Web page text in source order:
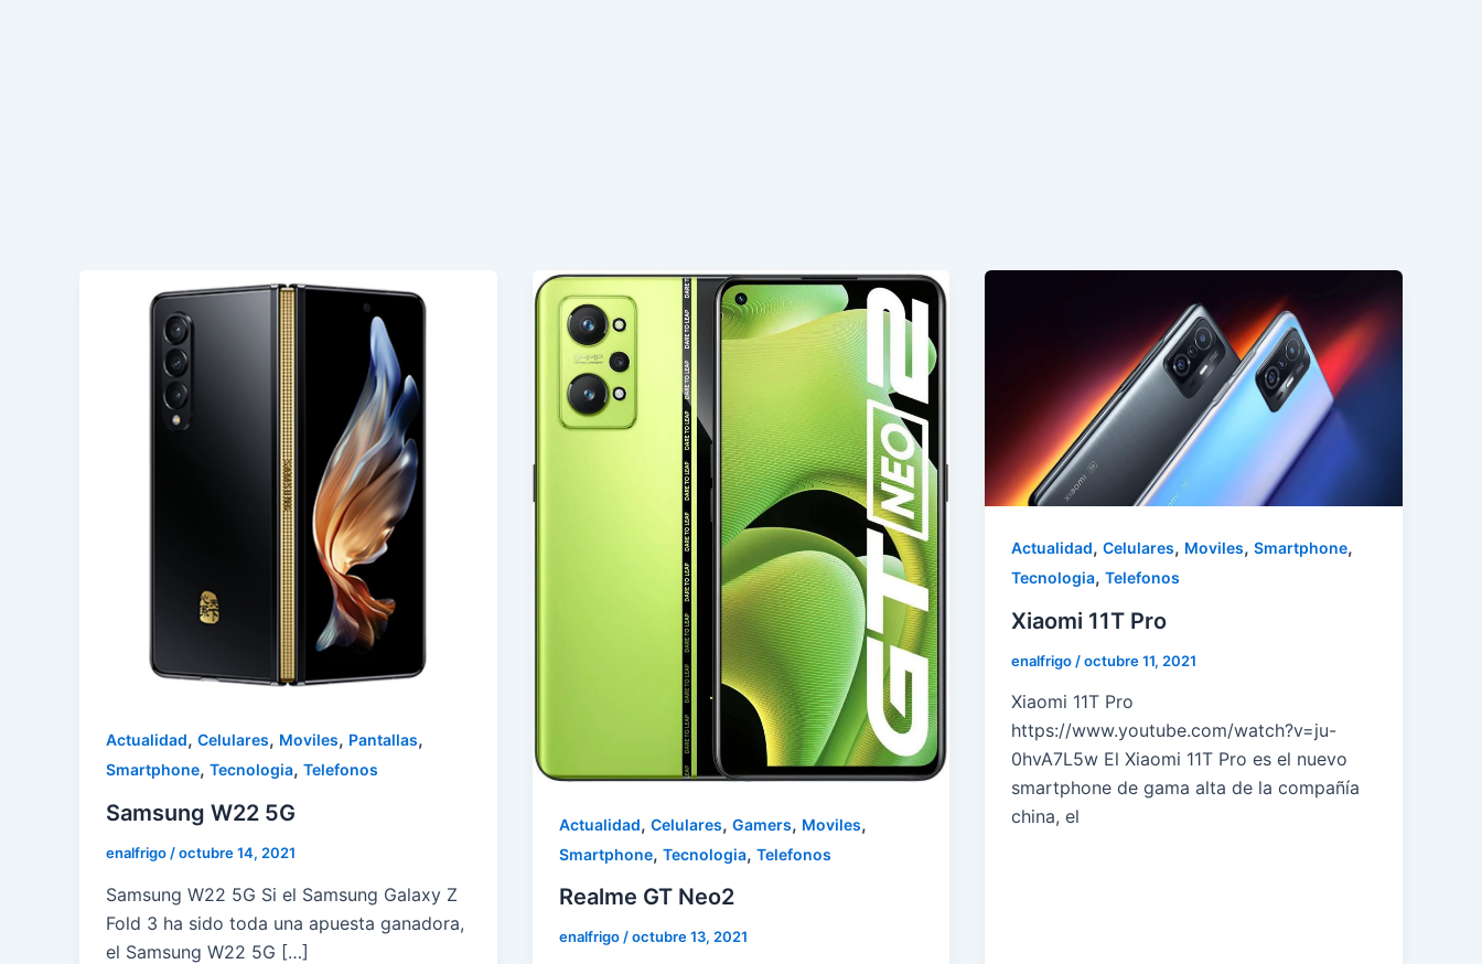
Actualidad, Celulares, Moviles, Pantallas,
Smartphone, Tecnologia, Telefonos
Samsung W22 5G
enalfrigo/octubre 14, 2021
Samsung W22 5G Si el Samsung Galaxy Z
Fold 3 ha sido toda una apuesta ganadora,
el Samsung W22 5G […]
Actualidad, Celulares, Gamers, Moviles,
Smartphone, Tecnologia, Telefonos
Realme GT Neo2
enalfrigo/octubre 13, 2021
Actualidad,Celulares, Moviles,Smartphone,
Tecnologia,Telefonos
Xiaomi 11T Pro
enalfrigo /octubre 11, 2021
Xiaomi 11T Pro
https://www.youtube.com/watch?v=ju-
0hvA7L5w El Xiaomi 11T Pro es el nuevo
smartphone de gama alta de la compañía
china, el